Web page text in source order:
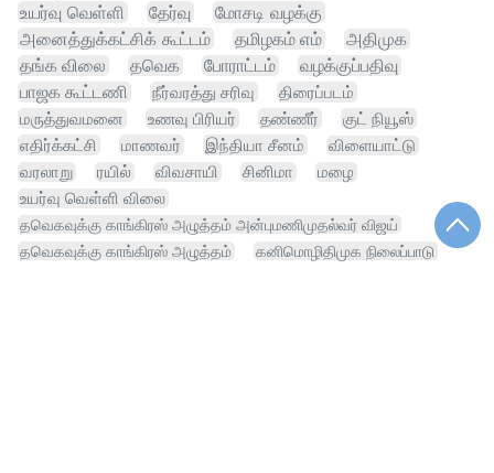
உயர்வு வெள்ளி
தேர்வு
மோசடி வழக்கு
அனைத்துக்கட்சிக் கூட்டம்
தமிழகம் எம்
அதிமுக
தங்க விலை
தவெக போராட்டம்
வழக்குப்பதிவு
பாஜக கூட்டணி
நீர்வரத்து சரிவு
திரைப்படம்
மருத்துவமனை
உணவு பிரியர் தண்ணீர்
குட் நியூஸ்
எதிர்க்கட்சி
மாணவர் இந்தியா சீனம்
விளையாட்டு
வரலாறு
ரயில் விவசாயி சினிமா
மழை
உயர்வு வெள்ளி விலை
தவெகவுக்கு காங்கிரஸ் அழுத்தம் அன்புமணிமுதல்வர் விஜய்
தவெகவுக்கு காங்கிரஸ் அழுத்தம்
கனிமொழிதிமுக நிலைப்பாடு